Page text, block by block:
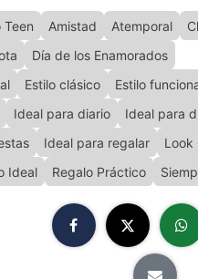
Teen Amistad Atemporal
Día de los Enamorados
Estilo clásico
Estilo
Ideal para diario
Ideal para
Ideal para regalar
Look
Ideal Regalo Práctico